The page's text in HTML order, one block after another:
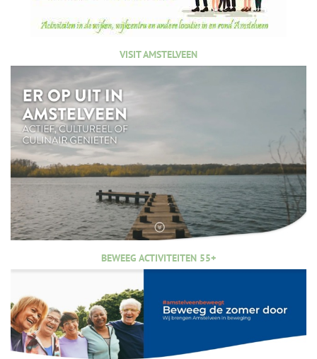
VISIT AMSTELVEEN
BEWEEG ACTIVITEITEN 55+